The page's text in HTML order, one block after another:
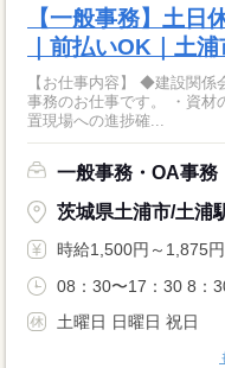
【一般事務】土日
｜前払いOK｜土浦
【お仕事内容】 ◆建設関係
事務のお仕事です。 ・資材の発注業務（伝票作成・発行業務） ・設
置現場への進捗確...
一般事務・OA事務
茨城県土浦市/土浦
時給1,500円～1,875円
08：30〜17：30 8：
土曜日 日曜日 祝日